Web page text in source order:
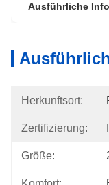
Ausführliche
Herkunftsort:
Zertifizierung:
Größe: